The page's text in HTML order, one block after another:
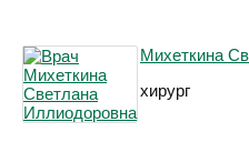
Михеткина
хирург